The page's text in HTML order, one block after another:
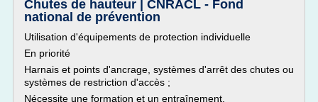
Chutes de hauteur | CNRACL - Fond
national de prévention
Utilisation d'équipements de protection individuelle
En priorité
Harnais et points d'ancrage, systèmes d'arrêt des chutes ou
systèmes de restriction d'accès ;
Nécessite une formation et un entraînement.